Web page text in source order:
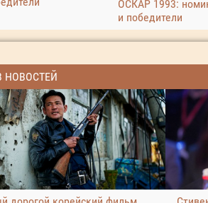
ОСКАР 1993:
и победители
НОВОСТЕЙ